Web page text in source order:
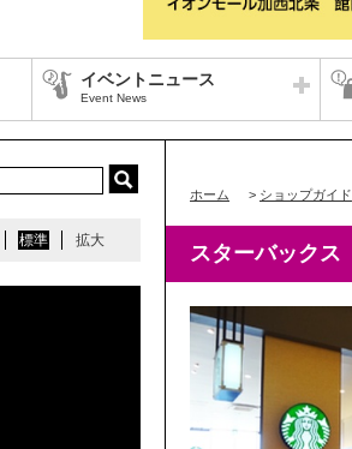
イベントニュース
Event News
ホーム > ショップガイド
スターバックス
標準 拡大